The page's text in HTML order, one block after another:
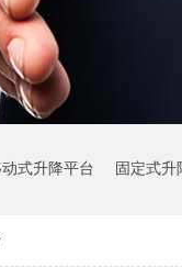
式升降平台 固定式升